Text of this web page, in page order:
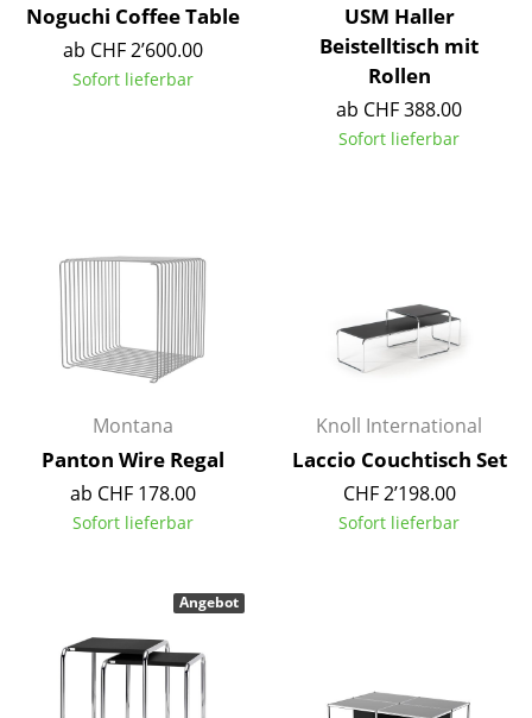
Einzelteile
... alle Sitzmöbel
Couchtische
Schreibtische
Sekretäre & PC-Tische
Konferenztische
Stehtische & Stehpulte
Kindertische
Einzelteile
... alle Tische
Noguchi Coffee Table
ab CHF 2’600.00
Sofort lieferbar
USM Haller
Beistelltisch mit
Rollen
ab CHF 388.00
Sofort lieferbar
Montana
Panton Wire Regal
ab CHF 178.00
Sofort lieferbar
Knoll International
Laccio Couchtisch Set
CHF 2’198.00
Sofort lieferbar
Angebot